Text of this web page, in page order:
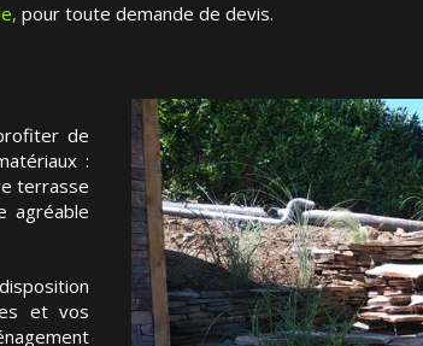
pour toute demande de devis.
de
:
terrasse
agréable
et vos